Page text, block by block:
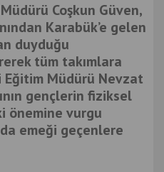
Coşkun Güven,
Karabük’e gelen
duyduğu
tüm takımlara
Müdürü Nevzat
gençlerin fiziksel
önemine vurgu
emeği geçenlere